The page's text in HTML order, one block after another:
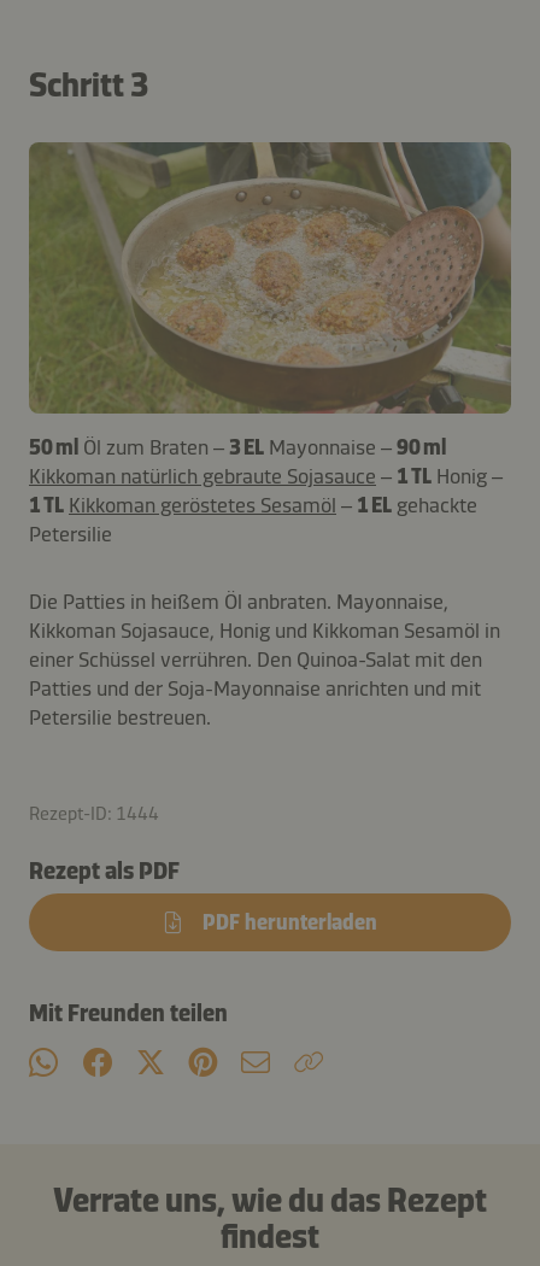
Schritt 3
50 ml Öl zum Braten – 3 EL Mayonnaise –90 ml
Kikkoman natürlich gebraute Sojasauce – 1 TL Honig –
1 TL Kikkoman geröstetes Sesamöl – 1 EL gehackte
Petersilie
Die Patties in heißem Öl anbraten. Mayonnaise,
Kikkoman Sojasauce, Honig und Kikkoman Sesamöl in
einer Schüssel verrühren. Den Quinoa-Salat mit den
Patties und der Soja-Mayonnaise anrichten und mit
Petersilie bestreuen.
Rezept-ID: 1444
Rezept als PDF
PDF herunterladen
Mit Freunden teilen
Verrate uns, wie du das Rezept
findest